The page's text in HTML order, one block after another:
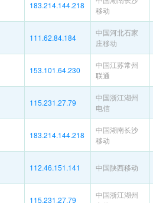
183.214.144.218
移动
111.62.84.184
中国河北石家
庄移动
153.101.64.230
中国江苏常州
联通
115.231.27.79
中国浙江湖州
电信
183.214.144.218
中国湖南长沙
移动
112.46.151.141 中国陕西移动
115.231.27.79
中国浙江湖州